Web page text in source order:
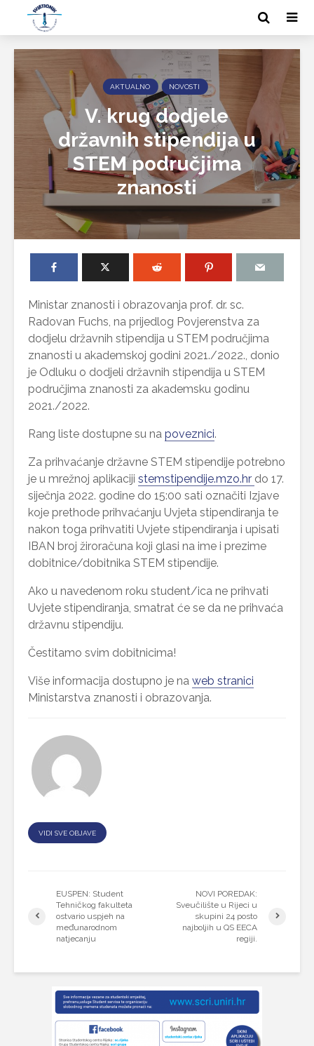
AKTUALNO NOVOSTI
V. krug dodjele
državnih stipendija u
STEM područjima
znanosti
Ministar znanosti i obrazovanja prof. dr. sc.
Radovan Fuchs, na prijedlog Povjerenstva za
dodjelu državnih stipendija u STEM područjima
znanosti u akademskoj godini 2021./2022., donio
je Odluku o dodjeli državnih stipendija u STEM
područjima znanosti za akademsku godinu
2021./2022.
Rang liste dostupne su na poveznici.
Za prihvaćanje državne STEM stipendije potrebno
je u mrežnoj aplikaciji stemstipendije.mzo.hr do 17.
siječnja 2022. godine do 15:00 sati označiti Izjave
koje prethode prihvaćanju Uvjeta stipendiranja te
nakon toga prihvatiti Uvjete stipendiranja i upisati
IBAN broj žiroračuna koji glasi na ime i prezime
dobitnice/dobitnika STEM stipendije.
Ako u navedenom roku student/ica ne prihvati
Uvjete stipendiranja, smatrat će se da ne prihvaća
državnu stipendiju.
Čestitamo svim dobitnicima!
Više informacija dostupno je na web stranici
Ministarstva znanosti i obrazovanja.
VIDI SVE OBJAVE
EUSPEN: Student
Tehničkog fakulteta
ostvario uspjeh na
međunarodnom
natjecanju
NOVI POREDAK:
Sveučilište u Rijeci u
skupini 24 posto
najboljih u QS EECA
regiji.